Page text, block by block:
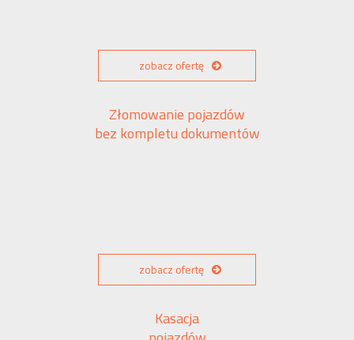
zobacz ofertę
Złomowanie pojazdów
bez kompletu dokumentów
zobacz ofertę
Kasacja